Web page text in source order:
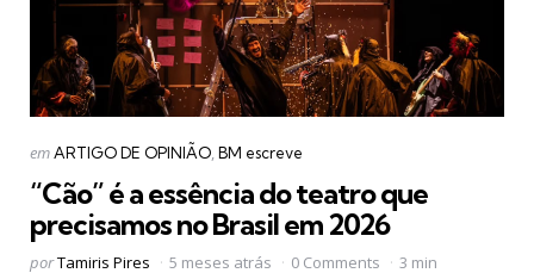
Categorias
Postado
emARTIGO DE OPINIÃO BM escreve
“Cão” é a essência do teatro que
precisamos no Brasil em 2026
Postado
porTamiris Pires 5 meses atrás 0 Comments 3 min